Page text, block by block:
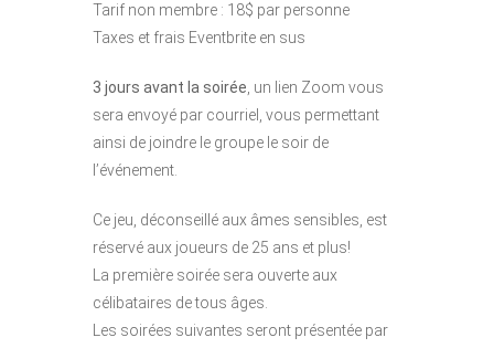
Tarif non membre : 18$ par personne
Taxes et frais Eventbrite en sus
3 jours avant la soirée, un lien Zoom vous
sera envoyé par courriel, vous permettant
ainsi de joindre le groupe le soir de
l’événement.
Ce jeu, déconseillé aux âmes sensibles, est
réservé aux joueurs de 25 ans et plus!
La première soirée sera ouverte aux
célibataires de tous âges.
Les soirées suivantes seront présentée par